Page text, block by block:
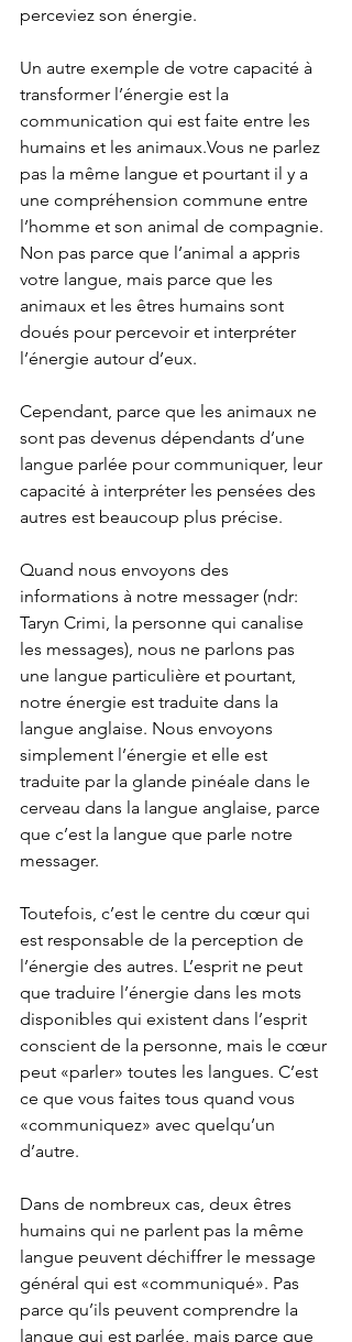
perceviez son énergie.
Un autre exemple de votre capacité à
transformer l’énergie est la
communication qui est faite entre les
humains et les animaux.Vous ne parlez
pas la même langue et pourtant il y a
une compréhension commune entre
l’homme et son animal de compagnie.
Non pas parce que l’animal a appris
votre langue, mais parce que les
animaux et les êtres humains sont
doués pour percevoir et interpréter
l’énergie autour d’eux.
Cependant, parce que les animaux ne
sont pas devenus dépendants d’une
langue parlée pour communiquer, leur
capacité à interpréter les pensées des
autres est beaucoup plus précise.
Quand nous envoyons des
informations à notre messager (ndr:
Taryn Crimi, la personne qui canalise
les messages), nous ne parlons pas
une langue particulière et pourtant,
notre énergie est traduite dans la
langue anglaise. Nous envoyons
simplement l’énergie et elle est
traduite par la glande pinéale dans le
cerveau dans la langue anglaise, parce
que c’est la langue que parle notre
messager.
Toutefois, c’est le centre du cœur qui
est responsable de la perception de
l’énergie des autres. L’esprit ne peut
que traduire l’énergie dans les mots
disponibles qui existent dans l’esprit
conscient de la personne, mais le cœur
peut «parler» toutes les langues. C’est
ce que vous faites tous quand vous
«communiquez» avec quelqu’un
d’autre.
Dans de nombreux cas, deux êtres
humains qui ne parlent pas la même
langue peuvent déchiffrer le message
général qui est «communiqué». Pas
parce qu’ils peuvent comprendre la
langue qui est parlée, mais parce que